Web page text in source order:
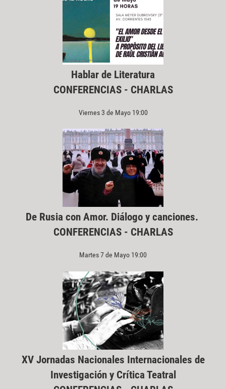
Hablar de Literatura
CONFERENCIAS - CHARLAS
Viernes 3 de Mayo 19:00
De Rusia con Amor. Diálogo y canciones.
CONFERENCIAS - CHARLAS
Martes 7 de Mayo 19:00
XV Jornadas Nacionales Internacionales de
Investigación y Crítica Teatral